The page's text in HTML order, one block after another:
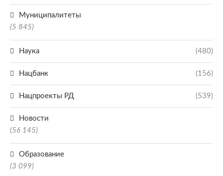
Муниципалитеты
(5 845)
Наука (480)
Нацбанк (156)
Нацпроекты РД (539)
Новости
(56 145)
Образование
(3 099)